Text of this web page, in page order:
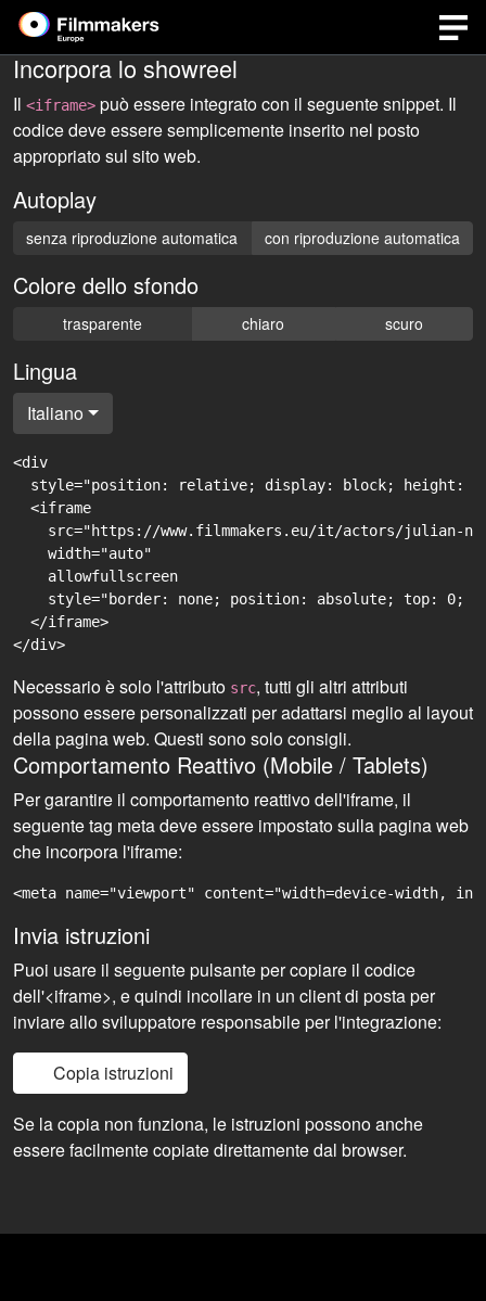
Incorpora lo showreel
Il <iframe> può essere integrato con il seguente snippet. Il
codice deve essere semplicemente inserito nel posto
appropriato sul sito web.
Autoplay
senza riproduzione automatica con riproduzione automatica
Colore dello sfondo
trasparente chiaro scuro
Lingua
Italiano
<div
style="position: relative; display: block; height:
  <iframe
src="https://www.filmmakers.eu/it/actors/julian-
    width="auto"
    allowfullscreen
style="border: none; position: absolute; top: 0;
  </iframe>
Necessario è solo l'attributo src, tutti gli altri attributi
possono essere personalizzati per adattarsi meglio al layout
della pagina web. Questi sono solo consigli.
Comportamento Reattivo (Mobile / Tablets)
Per garantire il comportamento reattivo dell'iframe, il
seguente tag meta deve essere impostato sulla pagina web
che incorpora l'iframe:
<meta name="viewport" content="width=device-width,
Invia istruzioni
Puoi usare il seguente pulsante per copiare il codice
dell'<iframe>, e quindi incollare in un client di posta per
inviare allo sviluppatore responsabile per l'integrazione:
Copia istruzioni
Se la copia non funziona, le istruzioni possono anche
essere facilmente copiate direttamente dal browser.